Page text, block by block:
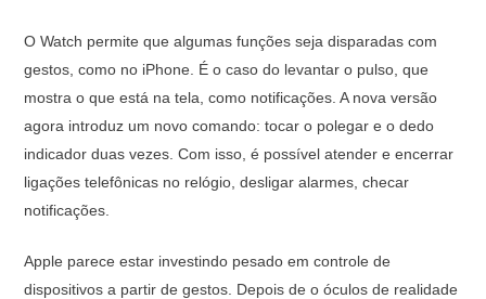
O Watch permite que algumas funções seja disparadas com
gestos, como no iPhone. É o caso do levantar o pulso, que
mostra o que está na tela, como notificações. A nova versão
agora introduz um novo comando: tocar o polegar e o dedo
indicador duas vezes. Com isso, é possível atender e encerrar
ligações telefônicas no relógio, desligar alarmes, checar
notificações.
Apple parece estar investindo pesado em controle de
dispositivos a partir de gestos. Depois de o óculos de realidade